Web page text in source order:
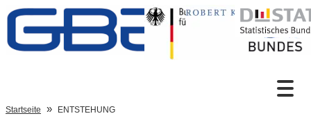
Zum Inhalt
Startseite ENTSTEHUNG